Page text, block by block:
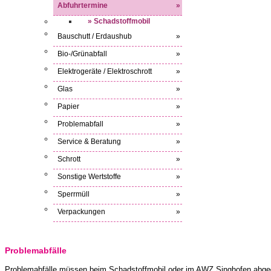
Abfuhrtermine
»
» Schadstoffmobil
Bauschutt / Erdaushub
»
Bio-/Grünabfall »
Elektrogeräte / Elektroschrott »
Glas »
Papier »
Problemabfall »
Service & Beratung »
Schrott »
Sonstige Wertstoffe »
Sperrmüll »
Verpackungen »
Problemabfälle